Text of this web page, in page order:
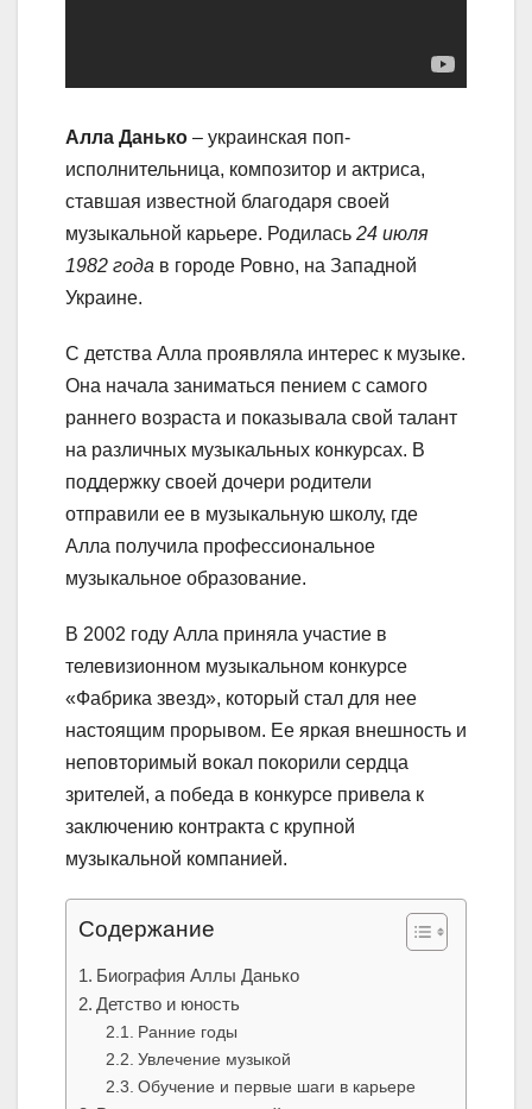
Алла Данько – украинская поп-
исполнительница, композитор и актриса,
ставшая известной благодаря своей
музыкальной карьере. Родилась 24 июля
1982 года в городе Ровно, на Западной
Украине.
С детства Алла проявляла интерес к музыке.
Она начала заниматься пением с самого
раннего возраста и показывала свой талант
на различных музыкальных конкурсах. В
поддержку своей дочери родители
отправили ее в музыкальную школу, где
Алла получила профессиональное
музыкальное образование.
В 2002 году Алла приняла участие в
телевизионном музыкальном конкурсе
«Фабрика звезд», который стал для нее
настоящим прорывом. Ее яркая внешность и
неповторимый вокал покорили сердца
зрителей, а победа в конкурсе привела к
заключению контракта с крупной
музыкальной компанией.
Содержание
Биография Аллы Данько
Детство и юность
Ранние годы
Увлечение музыкой
Обучение и первые шаги в карьере